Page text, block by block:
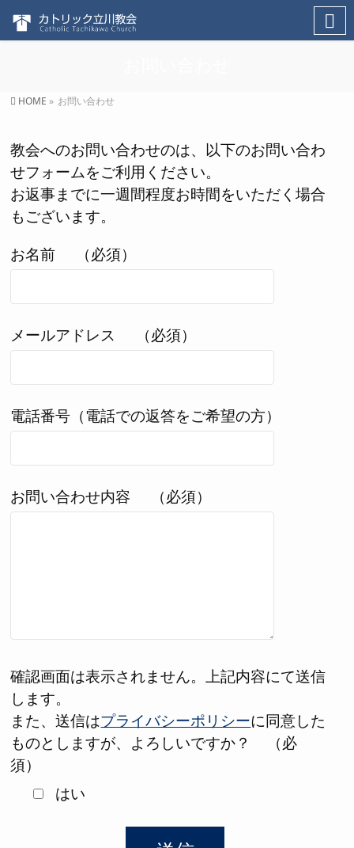
HOME » お問い合わせ
教会へのお問い合わせのは、以下のお問い合わ
せフォームをご利用ください。
お返事までに一週間程度お時間をいただく場合
もございます。
お名前
（必須）
メールアドレス （必須）
電話番号（電話での返答をご希望の方）
お問い合わせ内容 （必須）
確認画面は表示されません。上記内容にて送信
します。
また、送信はプライバシーポリシーに同意した
ものとしますが、よろしいですか？
（必
須）
はい